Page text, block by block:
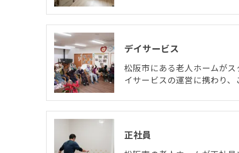
デイサービス
松阪市にある老人ホームが
イサービスの運営に携わり
正社員